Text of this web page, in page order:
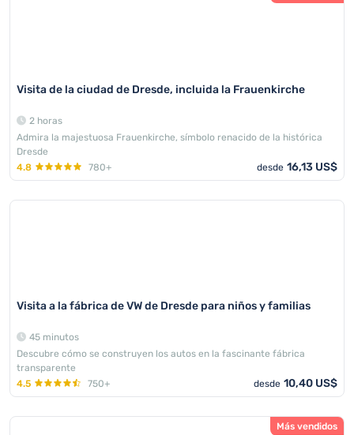
Visita de la ciudad de Dresde, incluida la Frauenkirche
2 horas
Admira la majestuosa Frauenkirche, símbolo renacido de la histórica
Dresde
4.8
780+ desde 16,13 US$
Visita a la fábrica de VW de Dresde para niños y familias
45 minutos
Descubre cómo se construyen los autos en la fascinante fábrica
transparente
4.5
750+ desde 10,40 US$
Más vendidos